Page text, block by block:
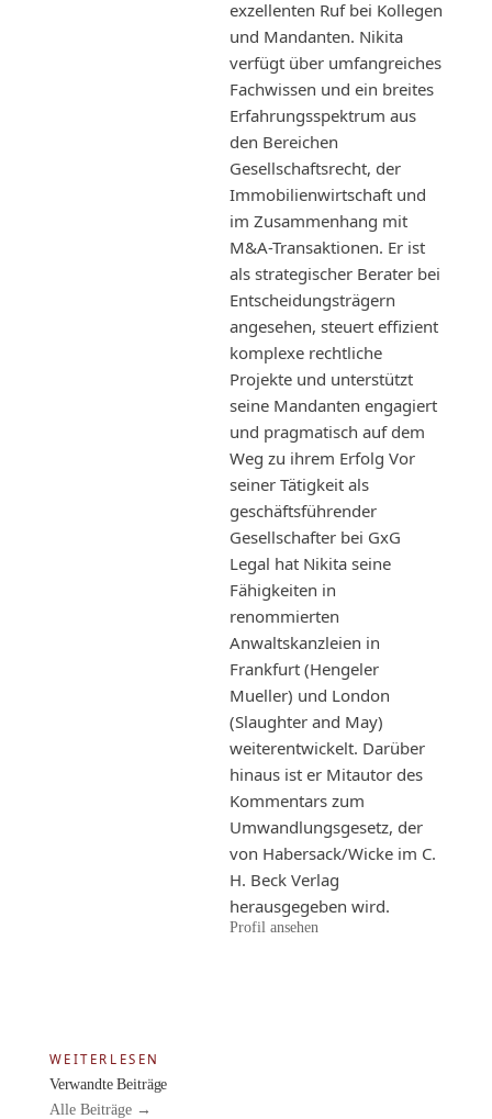
exzellenten Ruf bei Kollegen
und Mandanten. Nikita
verfügt über umfangreiches
Fachwissen und ein breites
Erfahrungsspektrum aus
den Bereichen
Gesellschaftsrecht, der
Immobilienwirtschaft und
im Zusammenhang mit
M&A-Transaktionen. Er ist
als strategischer Berater bei
Entscheidungsträgern
angesehen, steuert effizient
komplexe rechtliche
Projekte und unterstützt
seine Mandanten engagiert
und pragmatisch auf dem
Weg zu ihrem Erfolg Vor
seiner Tätigkeit als
geschäftsführender
Gesellschafter bei GxG
Legal hat Nikita seine
Fähigkeiten in
renommierten
Anwaltskanzleien in
Frankfurt (Hengeler
Mueller) und London
(Slaughter and May)
weiterentwickelt. Darüber
hinaus ist er Mitautor des
Kommentars zum
Umwandlungsgesetz, der
von Habersack/Wicke im C.
H. Beck Verlag
herausgegeben wird.
Profil ansehen
WEITERLESEN
Verwandte Beiträge
Alle Beiträge →